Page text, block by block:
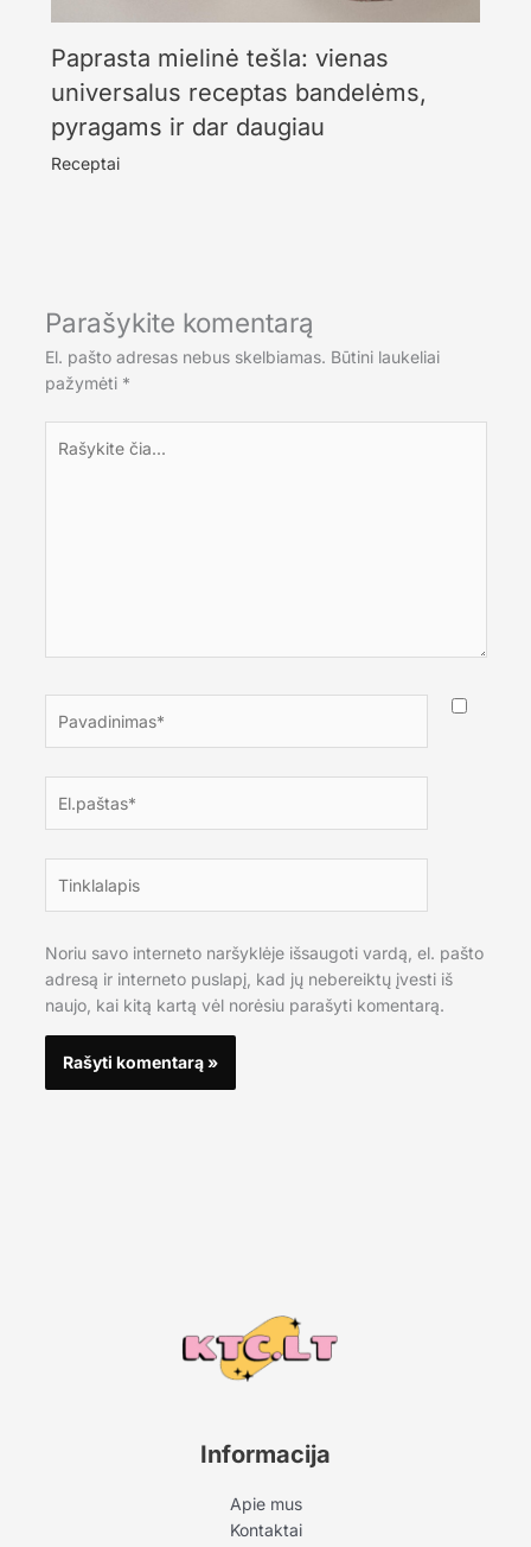
Paprasta mielinė tešla: vienas
universalus receptas bandelėms,
pyragams ir dar daugiau
Receptai
Parašykite komentarą
El. pašto adresas nebus skelbiamas. Būtini laukeliai
pažymėti *
čia...
Noriu savo interneto naršyklėje išsaugoti vardą, el. pašto
adresą ir interneto puslapį, kad jų nebereiktų įvesti iš
naujo, kai kitą kartą vėl norėsiu parašyti komentarą.
Informacija
Apie mus
Kontaktai